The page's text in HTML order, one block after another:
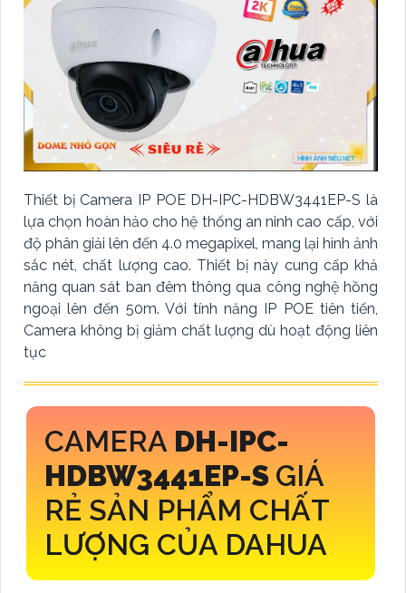
Thiết bị Camera IP POE DH-IPC-HDBW3441EP-S là
lựa chọn hoàn hảo cho hệ thống an ninh cao cấp, với
độ phân giải lên đến 4.0 megapixel, mang lại hình ảnh
sắc nét, chất lượng cao. Thiết bị này cung cấp khả
năng quan sát ban đêm thông qua công nghệ hồng
ngoại lên đến 50m. Với tính năng IP POE tiên tiến,
Camera không bị giảm chất lượng dù hoạt động liên
tục
CAMERA DH-IPC-
HDBW3441EP-S GIÁ
RẺ SẢN PHẨM CHẤT
LƯỢNG CỦA DAHUA